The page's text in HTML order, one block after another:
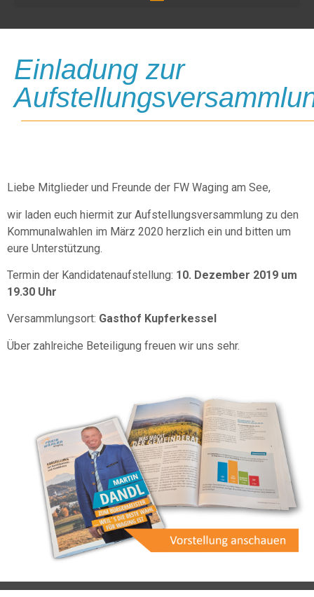
Einladung zur
Liebe Mitglieder und Freunde der FW Waging am See,
wir laden euch hiermit zur Aufstellungsversammlung zu den
Kommunalwahlen im März 2020 herzlich ein und bitten um
eure Unterstützung.
Termin der Kandidatenaufstellung: 10. Dezember 2019 um
19.30 Uhr
Versammlungsort: Gasthof Kupferkessel
Über zahlreiche Beteiligung freuen wir uns sehr.